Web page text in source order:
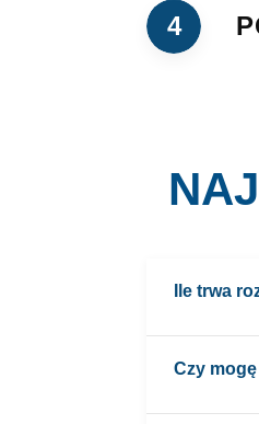
4
Ile trwa
Czy